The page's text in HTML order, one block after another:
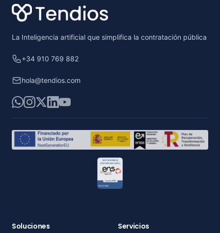
La Inteligencia artificial que simplifica la contratación pública
+34 910 769 882
hola@tendios.com
WhatsApp
Instagram
X LinkedIn
YouTube
Soluciones Servicios